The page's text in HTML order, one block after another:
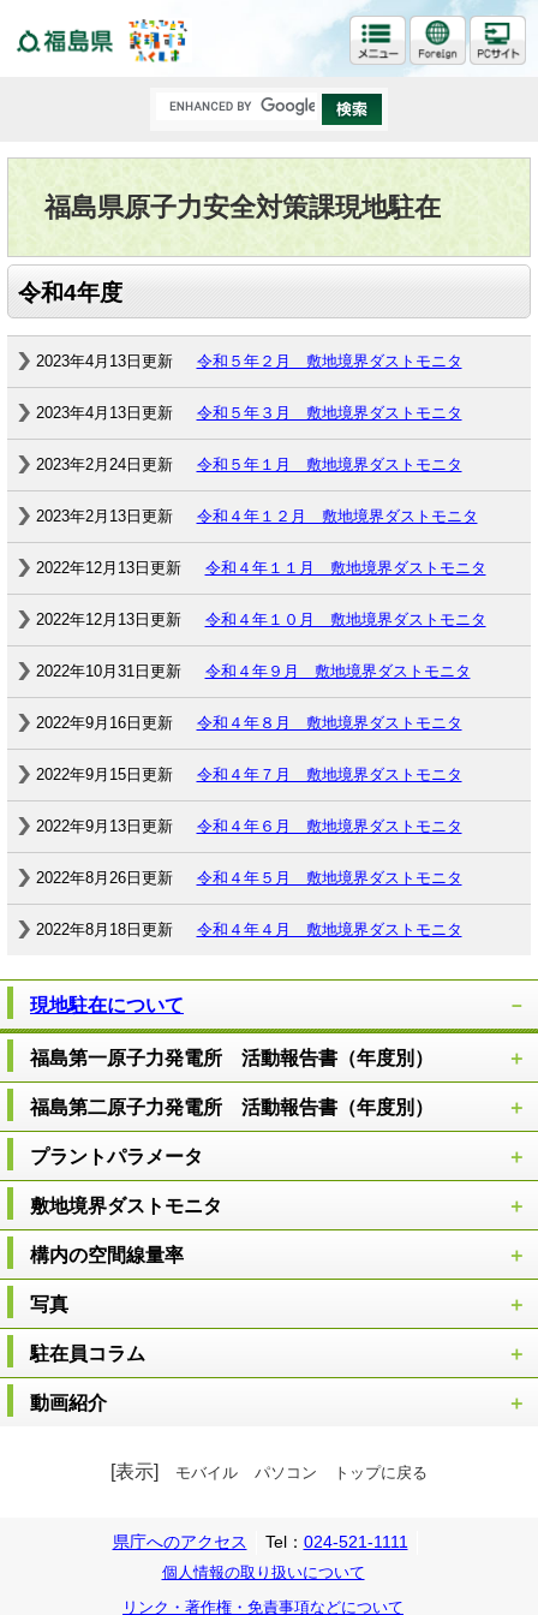
福島県原子力安全対策課現地駐在
令和4年度
2023年4月13日更新 令和５年２月 敷地境界ダストモニタ
2023年4月13日更新 令和５年３月 敷地境界ダストモニタ
2023年2月24日更新 令和５年１月 敷地境界ダストモニタ
2023年2月13日更新 令和４年１２月 敷地境界ダストモニタ
2022年12月13日更新 令和４年１１月 敷地境界ダストモニタ
2022年12月13日更新 令和４年１０月 敷地境界ダストモニタ
2022年10月31日更新 令和４年９月 敷地境界ダストモニタ
2022年9月16日更新 令和４年８月 敷地境界ダストモニタ
2022年9月15日更新 令和４年７月 敷地境界ダストモニタ
2022年9月13日更新 令和４年６月 敷地境界ダストモニタ
2022年8月26日更新 令和４年５月 敷地境界ダストモニタ
2022年8月18日更新 令和４年４月 敷地境界ダストモニタ
現地駐在について
福島第一原子力発電所 活動報告書（年度別）
福島第二原子力発電所 活動報告書（年度別）
プラントパラメータ
敷地境界ダストモニタ
構内の空間線量率
写真
駐在員コラム
動画紹介
[表示] モバイル パソコン トップに戻る
県庁へのアクセス Tel： 024-521-1111
個人情報の取り扱いについて
リンク・著作権・免責事項などについて